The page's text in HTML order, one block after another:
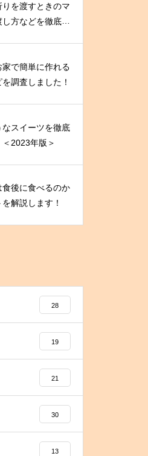
を渡すときのマ
方などを徹底解
で簡単に作れる
調査しました！
スイーツを徹底
2023年版＞
後に食べるのか
解説します！
28
19
21
30
13